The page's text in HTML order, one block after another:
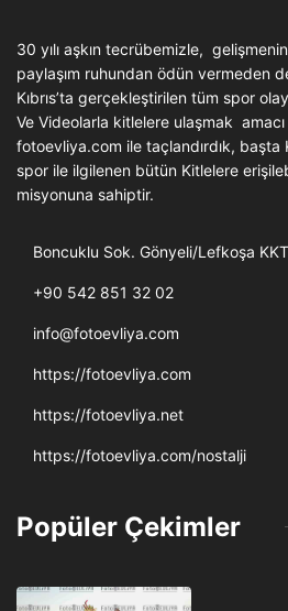
30 yılı aşkın tecrübemizle,
paylaşım ruhundan ödün vermeden
Kıbrıs’ta gerçekleştirilen tüm spor
Ve Videolarla kitlelere ulaşmak amacı
fotoevliya.com ile taçlandırdık, başta
spor ile ilgilenen bütün Kitlelere
misyonuna sahiptir.
Boncuklu Sok. Gönyeli/Lefkoşa
+90 542 851 32 02
info@fotoevliya.com
https://fotoevliya.com
https://fotoevliya.net
https://fotoevliya.com/nostalji
Popüler Çekimler